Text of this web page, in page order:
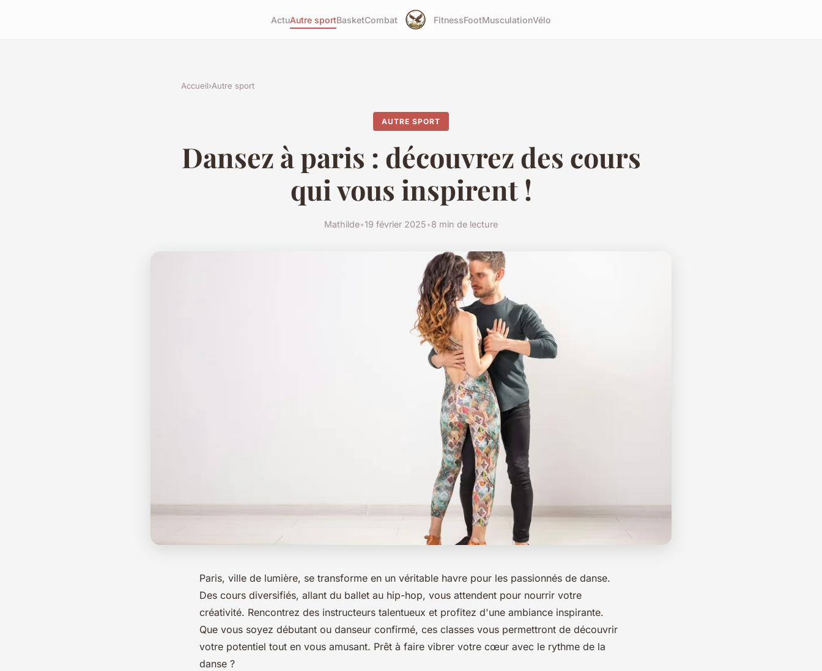
ActuAutre sportBasketCombat FitnessFootMusculationVélo
Accueil›Autre sport
AUTRE SPORT
Dansez à paris : découvrez des cours
qui vous inspirent !
Mathilde•19 février 2025•8 min de lecture
Paris, ville de lumière, se transforme en un véritable havre pour les passionnés de danse.
Des cours diversifiés, allant du ballet au hip-hop, vous attendent pour nourrir votre
créativité. Rencontrez des instructeurs talentueux et profitez d'une ambiance inspirante.
Que vous soyez débutant ou danseur confirmé, ces classes vous permettront de découvrir
votre potentiel tout en vous amusant. Prêt à faire vibrer votre cœur avec le rythme de la
danse ?